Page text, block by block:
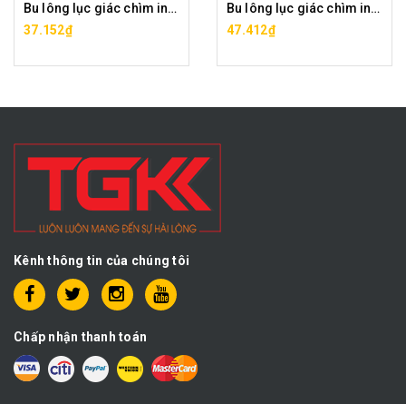
Bu lông lục giác chìm inox 316-M14x40
37.152₫
Bu lông lục giác chìm inox 316-M14x60
47.412₫
Kênh thông tin của chúng tôi
Chấp nhận thanh toán